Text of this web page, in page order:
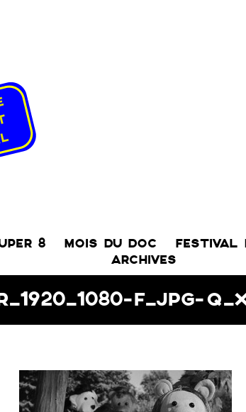
8 MOIS DU DOC FESTIVAL
ARCHIVES
F_JPG-